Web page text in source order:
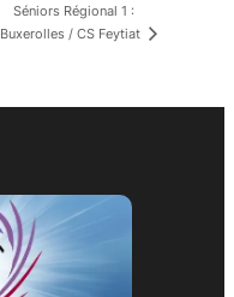
Séniors Régional 1 :
Buxerolles / CS Feytiat